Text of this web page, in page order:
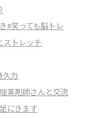
#笑っても脳トレ
ストレッチ
久力
薬剤師さんと交流
にきます